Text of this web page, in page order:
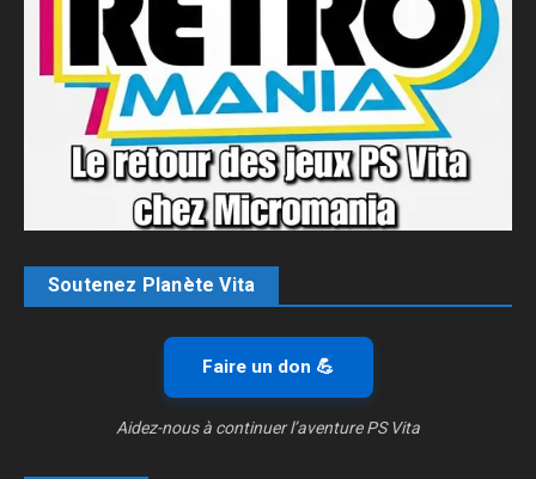
Soutenez Planète Vita
Faire un don 💪
Aidez-nous à continuer l’aventure PS Vita